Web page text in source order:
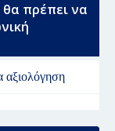
πρέπει να
αξιολόγηση